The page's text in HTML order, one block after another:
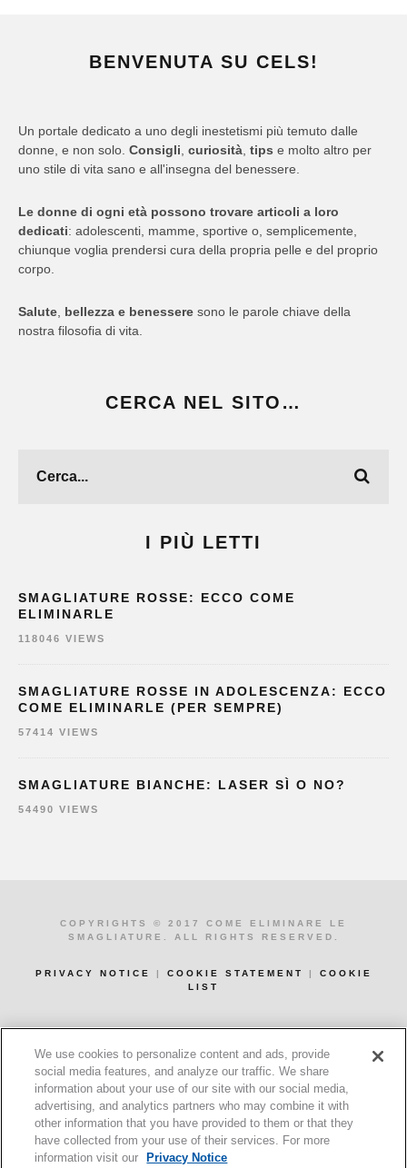
BENVENUTA SU CELS!
Un portale dedicato a uno degli inestetismi più temuto dalle
donne, e non solo. Consigli curiosità tips e molto altro per
uno stile di vita sano e all'insegna del benessere.
Le donne di ogni età possono trovare articoli a loro
dedicati: adolescenti, mamme, sportive o, semplicemente,
chiunque voglia prendersi cura della propria pelle e del proprio
corpo.
Salute bellezza e benessere sono le parole chiave della
nostra filosofia di vita.
CERCA NEL SITO…
I PIÙ LETTI
SMAGLIATURE ROSSE: ECCO COME
ELIMINARLE
118046 VIEWS
SMAGLIATURE ROSSE IN ADOLESCENZA: ECCO
COME ELIMINARLE (PER SEMPRE)
57414 VIEWS
SMAGLIATURE BIANCHE: LASER SÌ O NO?
54490 VIEWS
COPYRIGHTS © 2017 COME ELIMINARE LE
SMAGLIATURE. ALL RIGHTS RESERVED.
PRIVACY NOTICE | COOKIE STATEMENT | COOKIE
LIST
Cookies Settings
We use cookies to personalize content and ads, provide
social media features, and analyze our traffic. We share
information about your use of our site with our social media,
advertising, and analytics partners who may combine it with
other information that you have provided to them or that they
have collected from your use of their services. For more
information visit our
Privacy Notice